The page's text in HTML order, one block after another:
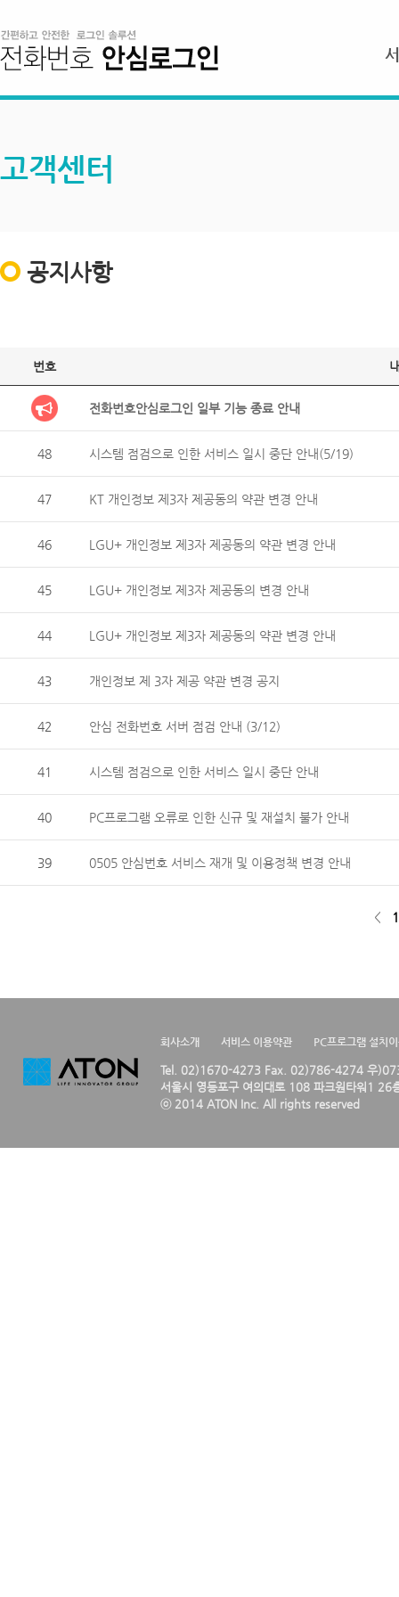
고객센터
공지사항
번호
전화번호안심로그인 일부 기능 종료 안내
48 시스템 점검으로 인한 서비스 일시 중단 안내(5/19)
47 KT 개인정보 제3자 제공동의 약관 변경 안내
46 LGU+ 개인정보 제3자 제공동의 약관 변경 안내
45 LGU+ 개인정보 제3자 제공동의 변경 안내
44 LGU+ 개인정보 제3자 제공동의 약관 변경 안내
43 개인정보 제 3자 제공 약관 변경 공지
42 안심 전화번호 서버 점검 안내 (3/12)
41 시스템 점검으로 인한 서비스 일시 중단 안내
40 PC프로그램 오류로 인한 신규 및 재설치 불가 안내
39 0505 안심번호 서비스 재개 및 이용정책 변경 안내
< 1
회사소개 서비스 이용약관 PC프로그램 설치
Tel. 02)1670-4273 Fax. 02)786-4274 우
서울시 영등포구 여의대로 108 파크원타워1 26
ⓒ 2014 ATON Inc. All rights reserved